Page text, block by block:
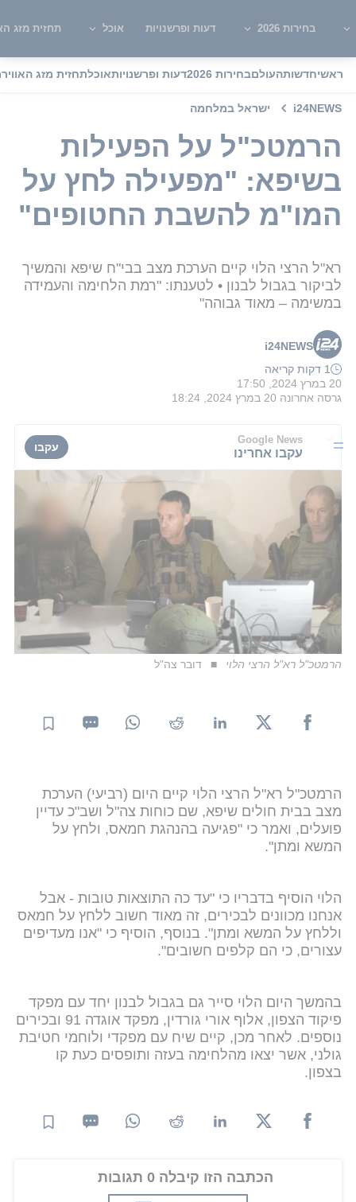
בחירות 2026 דעות ופרשנויות אוכל תחזית מזג
ראשיחדשותהעולםבחירות 2026 דעות ופרשנויותאוכלתחזית מזג האוויר
i24NEWS ישראל במלחמה
הרמטכ"ל על הפעילות
בשיפא: "מפעילה לחץ על
המו"מ להשבת החטופים"
רא"ל הרצי הלוי קיים הערכת מצב בבי"ח שיפא והמשיך
לביקור בגבול לבנון • לטענתו: "רמת הלחימה והעמידה
במשימה – מאוד גבוהה"
i24NEWS
1 דקות קריאה
20 במרץ 2024, 17:50
גרסה אחרונה 20 במרץ 2024, 18:24
Google News
עקבו אחרינו עקבו
הרמטכ"ל רא"ל הרצי הלוי דובר צה"ל
הרמטכ"ל רא"ל הרצי הלוי קיים היום (רביעי) הערכת
מצב בבית חולים שיפא, שם כוחות צה"ל ושב"כ עדיין
פועלים, ואמר כי "פגיעה בהנהגת חמאס, ולחץ על
המשא ומתן".
הלוי הוסיף בדבריו כי "עד כה התוצאות טובות - אבל
אנחנו מכוונים לבכירים, זה מאוד חשוב ללחץ על חמאס
וללחץ על המשא ומתן". בנוסף, הוסיף כי "אנו מעדיפים
עצורים, כי הם קלפים חשובים".
בהמשך היום הלוי סייר גם בגבול לבנון יחד עם מפקד
פיקוד הצפון, אלוף אורי גורדין, מפקד אוגדה 91 ובכירים
נוספים. לאחר מכן, קיים שיח עם מפקדי ולוחמי חטיבת
גולני, אשר יצאו מהלחימה בעזה ותופסים כעת קו
בצפון.
הכתבה הזו קיבלה 0 תגובות